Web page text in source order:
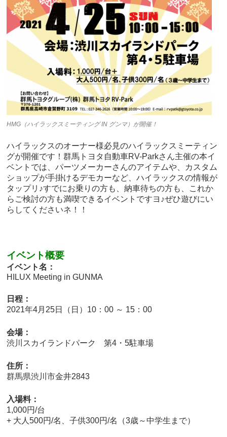
HMG（ハイラックスミーティング IN グンマ）が開催！
ハイラックスのオーナー様必見のハイラックスミーティン
グが開催です！群馬トヨタ自動車RV-Parkさん主催の本イ
ベントでは、パーツメーカーさんのアイテムや、カスタム
ショップが手掛けるデモカーなど、ハイラックスの情報が
タップリ♪すでにお乗りの方も、納車待ちの方も、これか
らご検討の方も満喫できるイベントですヨ♪ぜひ遊びにい
らしてくださいネ！！
イベント概要
イベント名：
HILUX Meeting in GUNMA
日程：
2021年4月25日（日）10：00 ～ 15：00
会場：
渋川スカイランドパーク 第4・5駐車場
住所：
群馬県渋川市金井2843
入場料：
1,000円/台
+ 大人500円/名、子供300円/名（3歳～中学生まで）